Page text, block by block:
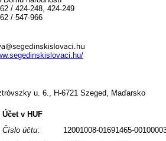
/ 424-248, 424-249
/ 547-966
u. 6., H-6721 Szeged, Maďarsko
Účet v HUF
Číslo účtu:
12001008-01691465-